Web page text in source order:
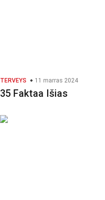
TERVEYS 11 marras 2024
35 Faktaa Išias